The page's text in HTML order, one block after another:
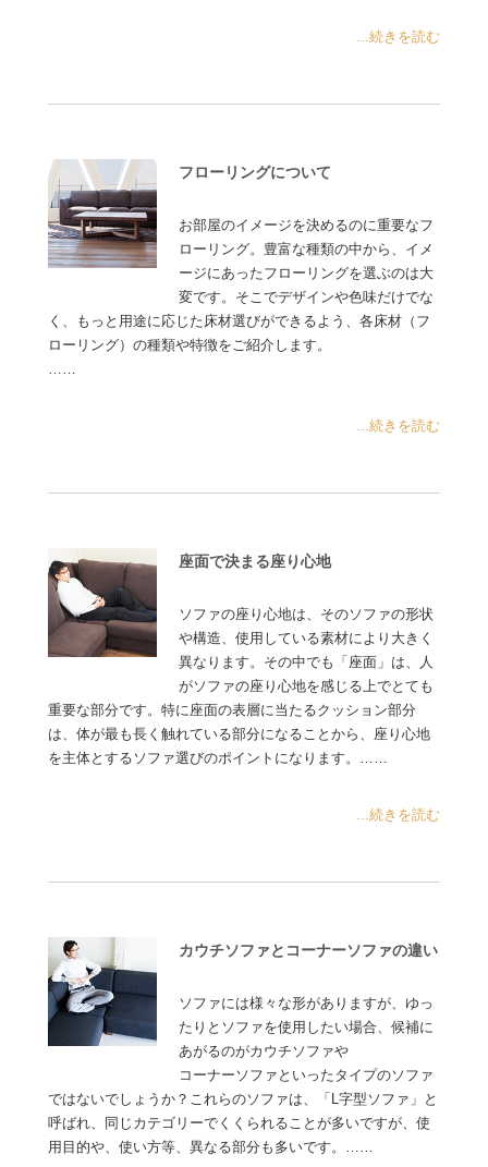
...続きを読む
フローリングについて
お部屋のイメージを決めるのに重要なフ
ローリング。豊富な種類の中から、イメ
ージにあったフローリングを選ぶのは大
変です。そこでデザインや色味だけでな
く、もっと用途に応じた床材選びができるよう、各床材（フ
ローリング）の種類や特徴をご紹介します。
……
...続きを読む
座面で決まる座り心地
ソファの座り心地は、そのソファの形状
や構造、使用している素材により大きく
異なります。その中でも「座面」は、人
がソファの座り心地を感じる上でとても
重要な部分です。特に座面の表層に当たるクッション部分
は、体が最も長く触れている部分になることから、座り心地
を主体とするソファ選びのポイントになります。……
...続きを読む
カウチソファとコーナーソファの違い
ソファには様々な形がありますが、ゆっ
たりとソファを使用したい場合、候補に
あがるのがカウチソファや
コーナーソファといったタイプのソファ
ではないでしょうか？これらのソファは、「L字型ソファ」と
呼ばれ、同じカテゴリーでくくられることが多いですが、使
用目的や、使い方等、異なる部分も多いです。……